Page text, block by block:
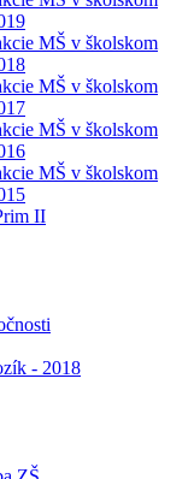
MŠ v školskom
MŠ v školskom
MŠ v školskom
MŠ v školskom
II
- 2018